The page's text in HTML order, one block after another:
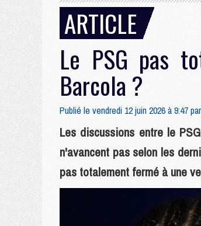
ARTICLE
Le PSG pas
Barcola ?
Publié le vendredi 12 juin 2026 à 9:47 par
Les discussions entre le
n'avancent pas selon les
pas totalement fermé à une